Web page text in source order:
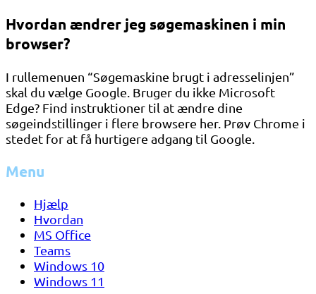
Hvordan ændrer jeg søgemaskinen i min
browser?
I rullemenuen “Søgemaskine brugt i adresselinjen”
skal du vælge Google. Bruger du ikke Microsoft
Edge? Find instruktioner til at ændre dine
søgeindstillinger i flere browsere her. Prøv Chrome i
stedet for at få hurtigere adgang til Google.
Menu
Hjælp
Hvordan
MS Office
Teams
Windows 10
Windows 11